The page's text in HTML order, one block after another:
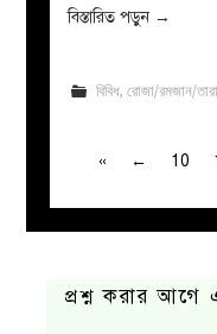
বিস্তারিত পড়ুন →
বিবিধ, রোজা/রমজান/
« ← 10
প্রশ্ন করার আগে